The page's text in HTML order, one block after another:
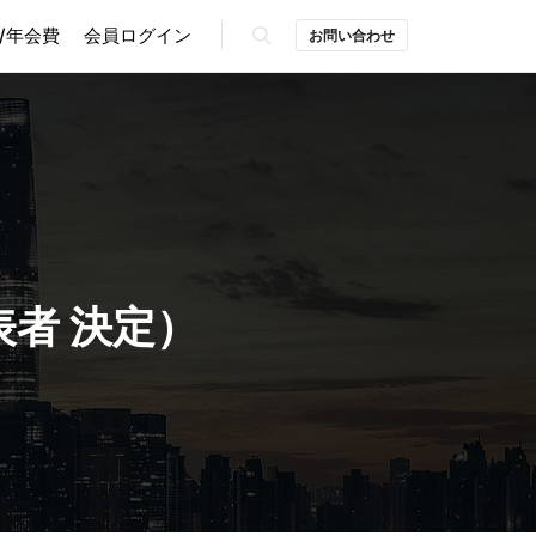
年会費 会員ログイン お問い合わせ
決定）